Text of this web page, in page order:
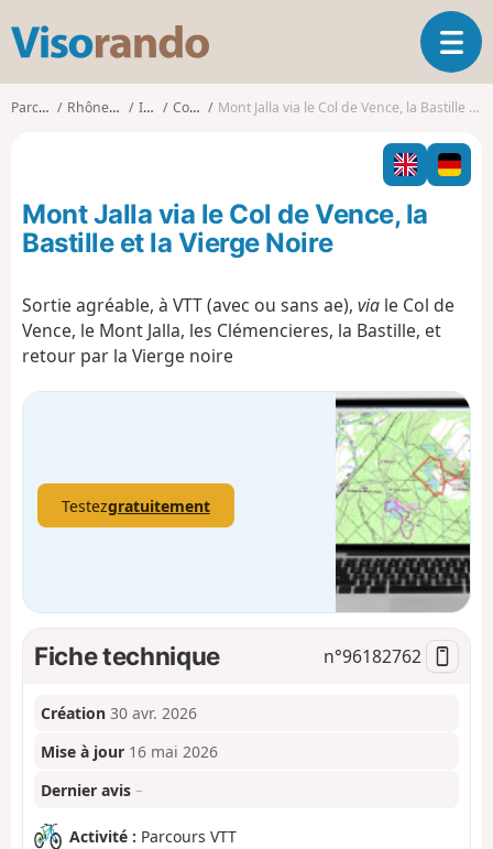
s
o
o
O
u
v
i
r
l
i
i
o
n
Parcours Rhône-Alpes Isère Corenc Mont Jalla via le Col de Vence, la Bastille et la Vierge Noire
Mont Jalla via le Col de Vence, la
Bastille et la Vierge Noire
Sortie agréable, à VTT (avec ou sans ae), via le Col de
Vence, le Mont Jalla, les Clémencieres, la Bastille, et
retour par la Vierge noire
Testezgratuitement
Fiche technique n°96182762
Création 30 avr. 2026
Mise à jour 16 mai 2026
Dernier avis –
Activité : Parcours VTT